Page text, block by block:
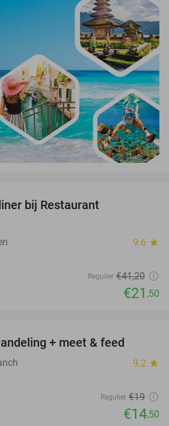
bij Restaurant
9.6 star
Regulier €41,20
€21 ,50
+ meet & feed
9.2 star
Regulier €19
€14,50